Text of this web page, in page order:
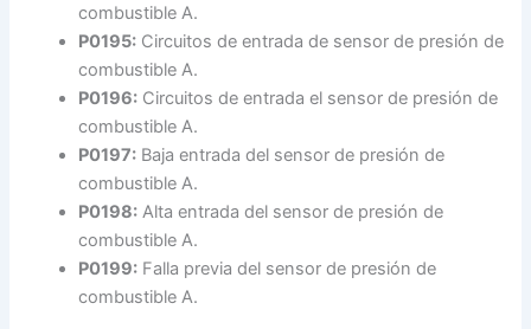
combustible A.
P0195: Circuitos de entrada de sensor de presión de
combustible A.
P0196: Circuitos de entrada el sensor de presión de
combustible A.
P0197: Baja entrada del sensor de presión de
combustible A.
P0198: Alta entrada del sensor de presión de
combustible A.
P0199: Falla previa del sensor de presión de
combustible A.